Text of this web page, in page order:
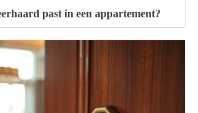
past in een appartement?